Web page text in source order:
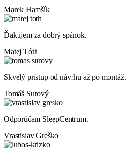
Marek Hamšík
Ďakujem za dobrý spánok.
Matej Tóth
Skvelý prístup od návrhu až po montáž.
Tomáš Surový
Odporúčam SleepCentrum.
Vrastislav Greško